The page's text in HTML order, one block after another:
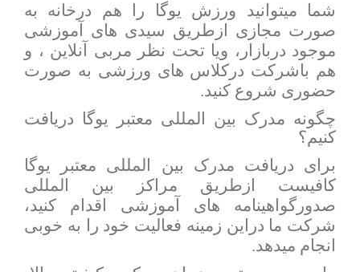
شما میتوانید ورزش یوگا را هم درخانه به
صورت مجازی ازطریق سیدی های آموزشی
موجود دربازار، ویا تحت نظر مربی آنلاین ، و
هم باشرکت درکلاس های ورزشی به صورت
حضوری شروع کنید.
چگونه مدرک بین المللی معتبر یوگا دریافت
کنیم؟
برای دریافت مدرک بین المللی معتبر یوگا
کافیست ازطریق مراکز بین المللی
صدورگواهینامه های آموزشی اقدام کنید،
شرکت ما دراین زمینه فعالیت خود را به خوبی
انجام میدهد.